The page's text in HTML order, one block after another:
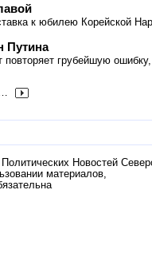
к юбилею Корейской
Путина
повторяет грубейшую
Новостей
материалов,